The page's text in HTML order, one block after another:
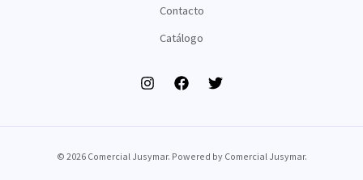
Contacto
Catálogo
© 2026 Comercial Jusymar. Powered by Comercial Jusymar.